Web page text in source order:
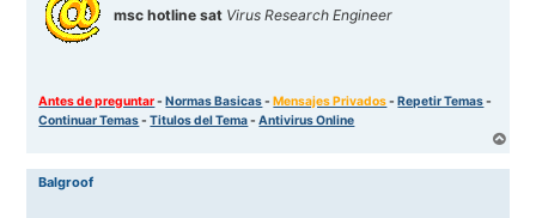
msc hotline sat Virus Research Engineer
Antes de preguntar-Normas Basicas-Mensajes Privados-Repetir Temas-
Continuar Temas-Titulos del Tema-Antivirus Online
r
Balgroof